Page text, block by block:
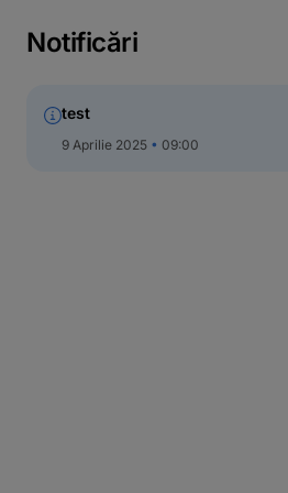
Notificări
test
9 Aprilie 2025 09:00